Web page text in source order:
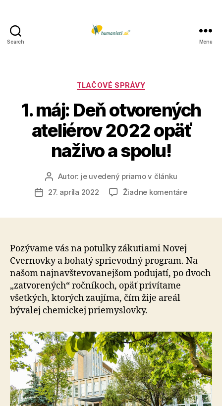
Search Menu
Kategórie
TLAČOVÉ SPRÁVY
1. máj: Deň otvorených
ateliérov 2022 opäť
naživo a spolu!
Autor
článku
Autor: je uvedený priamo v článku
Dátum
27. apríla 2022 Žiadne komentárena
2022
opäť
naživo
Pozývame vás na potulky zákutiami Novej
Cvernovky a bohatý sprievodný program. Na
našom najnavštevovanejšom podujatí, po dvoch
„zatvorených“ ročníkoch, opäť privítame
všetkých, ktorých zaujíma, čím žije areál
bývalej chemickej priemyslovky.